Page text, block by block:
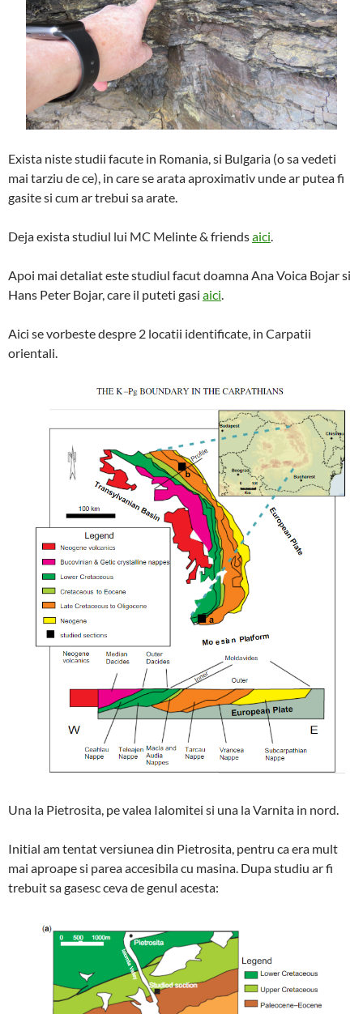
Exista niste studii facute in Romania, si Bulgaria (o sa vedeti
mai tarziu de ce), in care se arata aproximativ unde ar putea fi
gasite si cum ar trebui sa arate.
Deja exista studiul lui MC Melinte & friendsaici.
Apoi mai detaliat este studiul facut doamna Ana Voica Bojar si
Hans Peter Bojar, care il puteti gasi aici.
Aici se vorbeste despre 2 locatii identificate, in Carpatii
orientali.
Una la Pietrosita, pe valea Ialomitei si una la Varnita in nord.
Initial am tentat versiunea din Pietrosita, pentru ca era mult
mai aproape si parea accesibila cu masina. Dupa studiu ar fi
trebuit sa gasesc ceva de genul acesta: